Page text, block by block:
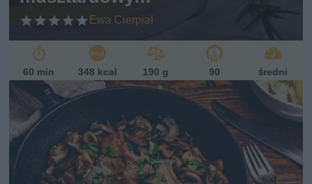
Ewa Cierpiał
60 min 348 kcal 190 g 90 średni